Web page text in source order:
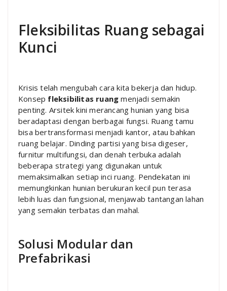
Fleksibilitas Ruang sebagai
Kunci
Krisis telah mengubah cara kita bekerja dan hidup.
Konsep fleksibilitas ruang menjadi semakin
penting. Arsitek kini merancang hunian yang bisa
beradaptasi dengan berbagai fungsi. Ruang tamu
bisa bertransformasi menjadi kantor, atau bahkan
ruang belajar. Dinding partisi yang bisa digeser,
furnitur multifungsi, dan denah terbuka adalah
beberapa strategi yang digunakan untuk
memaksimalkan setiap inci ruang. Pendekatan ini
memungkinkan hunian berukuran kecil pun terasa
lebih luas dan fungsional, menjawab tantangan lahan
yang semakin terbatas dan mahal.
Solusi Modular dan
Prefabrikasi